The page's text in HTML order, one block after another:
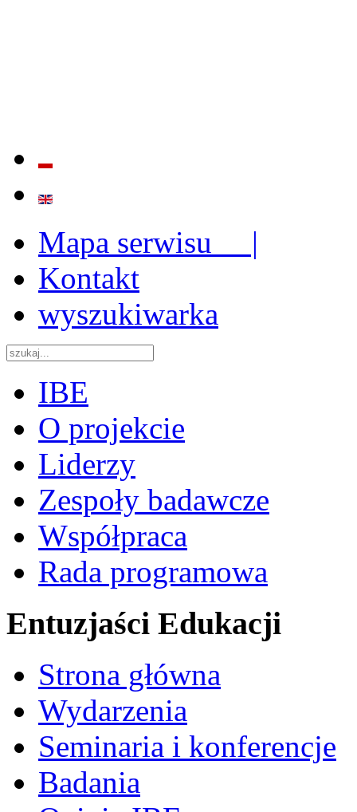
Mapa serwisu |
Kontakt
wyszukiwarka
IBE
O projekcie
Liderzy
Zespoły badawcze
Współpraca
Rada programowa
Entuzjaści Edukacji
Strona główna
Wydarzenia
Seminaria i konferencje
Badania